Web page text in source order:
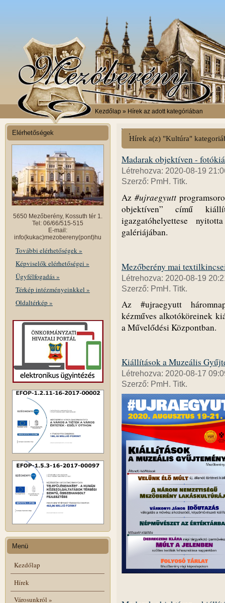
Kezdőlap » Hírek az adott kategóriában
Elérhetőségek
5650 Mezőberény, Kossuth tér 1.
Tel: 06/66/515-515
E-mail:
info(kukac)mezobereny(pont)hu
További elérhetőségek »
Képviselők elérhetőségei »
Ügyfélfogadás »
Térkép intézményeinkkel »
Oldaltérkép »
Menü
Kezdőlap
Hírek
Városunkról »
Hírek a(z) "Kultúra"
Madarak objektíven -
Létrehozva: 2020-08-19
Szerző: PmH. Titk.
Az#ujraegyutt
objektíven” című
igazgatóhelyettese
galériájában.
Mezőberény mai
Létrehozva: 2020-08-19
Szerző: PmH. Titk.
Az #ujraegyutt
kézműves alkotóköreinek
a Művelődési Központban.
Kiállítások a Muzeális
Létrehozva: 2020-08-17
Szerző: PmH. Titk.